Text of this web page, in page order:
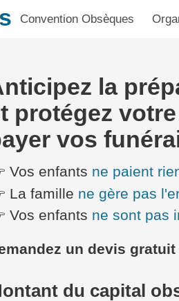
Convention Obsèques
la
protégez
vos
Vos enfants ne paient
La famille ne gère pas
Vos enfants ne sont pas
un devis
du capital